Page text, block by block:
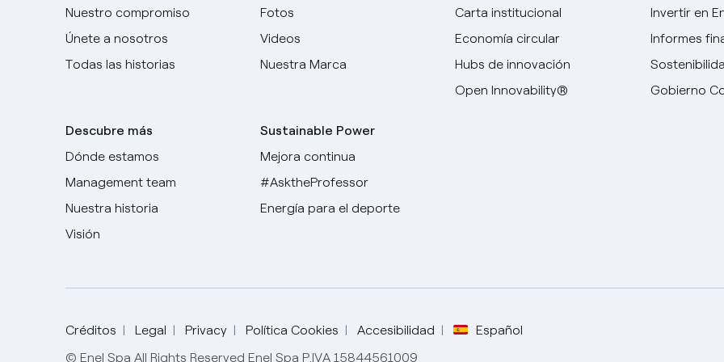
Nuestro compromiso
Únete a nosotros
Todas las historias
Descubre más
Dónde estamos
Management team
Nuestra historia
Visión
Fotos
Videos
Nuestra Marca
Sustainable Power
Mejora continua
#AsktheProfessor
Energía para el deporte
Carta institucional
Economía circular
Hubs de innovación
Open Innovability®
Invertir en
Informes
Gobierno
Créditos Legal Privacy Política Cookies Accesibilidad Español
Elige tu idioma
Español
© Enel Spa All Rights Reserved Enel Spa P.IVA 15844561009